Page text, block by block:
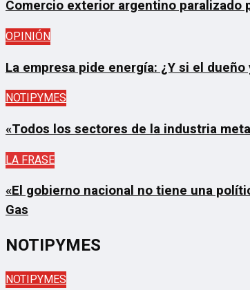
Comercio exterior argentino
OPINIÓN
La empresa pide energía: ¿Y si el
NOTIPYMES
«Todos los sectores de la industria
LA FRASE
«El gobierno nacional no tiene una
Gas
NOTIPYMES
NOTIPYMES